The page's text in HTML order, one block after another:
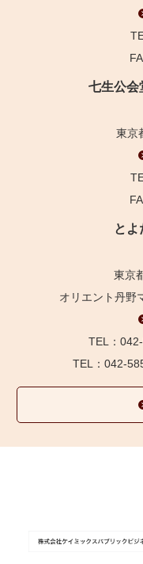
七生公会
東京
とよ
東京
オリエント丹野
TEL：042-
TEL：042-